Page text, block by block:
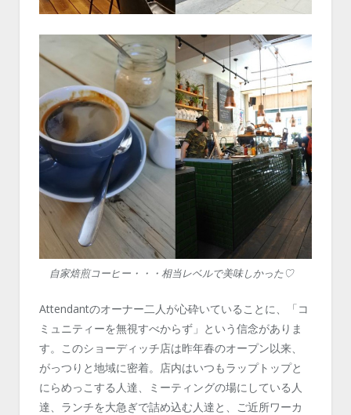
自家焙煎コーヒー・・・相当レベルで美味しかった♡
Attendantのオーナー二人が心砕いていることに、「コ
ミュニティーを無視すべからず」という信念がありま
す。このショーディッチ店は昨年春のオープン以来、
がっつりと地域に密着。店内はいつもラップトップと
にらめっこする人達、ミーティングの場にしている人
達、ランチを大急ぎで詰め込む人達と、ご近所ワーカ